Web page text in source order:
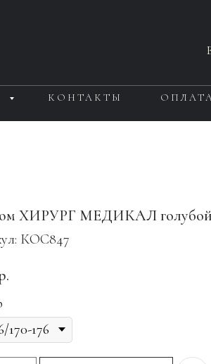
КОНТАКТЫ
ХИРУРГ МЕДИКАЛ голубой
КОС847